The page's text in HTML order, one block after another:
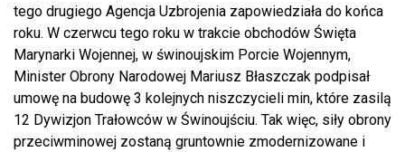
tego drugiego Agencja Uzbrojenia zapowiedziała do końca
roku. W czerwcu tego roku w trakcie obchodów Święta
Marynarki Wojennej, w świnoujskim Porcie Wojennym,
Minister Obrony Narodowej Mariusz Błaszczak podpisał
umowę na budowę 3 kolejnych niszczycieli min, które zasilą
12 Dywizjon Trałowców w Świnoujściu. Tak więc, siły obrony
przeciwminowej zostaną gruntownie zmodernizowane i